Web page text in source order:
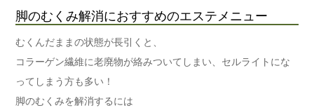
脚のむくみ解消におすすめのエステメニュー
むくんだままの状態が長引くと、
コラーゲン繊維に老廃物が絡みついてしまい、セルライトにな
ってしまう方も多い！
脚のむくみを解消するには